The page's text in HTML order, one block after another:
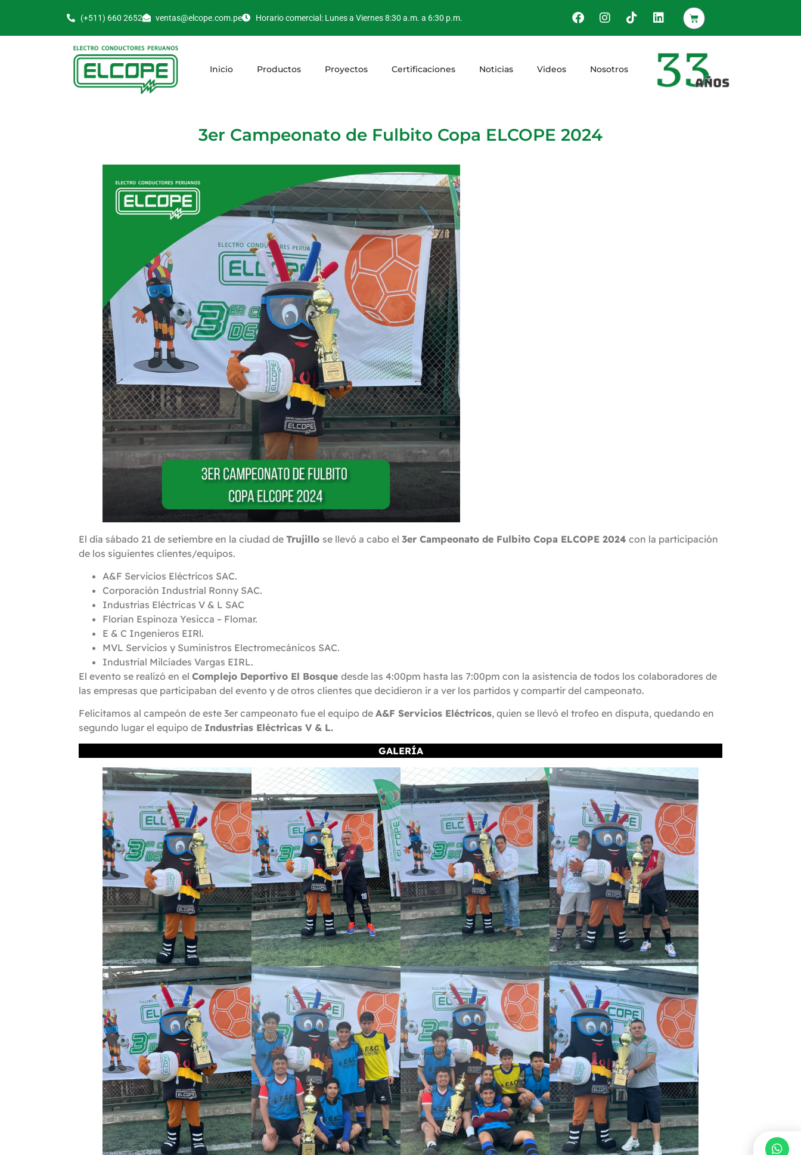
(+511) 660 2652 ventas@elcope.com.pe Horario comercial: Lunes a Viernes 8:30 a.m. a 6:30 p.m.
Inicio Productos Proyectos Certificaciones Noticias Videos Nosotros
3er Campeonato de Fulbito Copa ELCOPE 2024
El día sábado 21 de setiembre en la ciudad de Trujillo se llevó a cabo el 3er Campeonato de Fulbito Copa ELCOPE 2024 con la participación
de los siguientes clientes/equipos.
A&F Servicios Eléctricos SAC.
Corporación Industrial Ronny SAC.
Industrias Eléctricas V & L SAC
Florian Espinoza Yesicca – Flomar.
E & C Ingenieros EIRl.
MVL Servicios y Suministros Electromecánicos SAC.
Industrial Milcíades Vargas EIRL.
El evento se realizó en el Complejo Deportivo El Bosque desde las 4:00pm hasta las 7:00pm con la asistencia de todos los colaboradores de
las empresas que participaban del evento y de otros clientes que decidieron ir a ver los partidos y compartir del campeonato.
Felicitamos al campeón de este 3er campeonato fue el equipo de A&F Servicios Eléctricos, quien se llevó el trofeo en disputa, quedando en
segundo lugar el equipo de Industrias Eléctricas V & L.
GALERÍA